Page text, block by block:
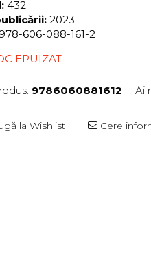
432
2023
606-088-161-2
EPUIZAT
9786060881612 Ai
la Wishlist Cere